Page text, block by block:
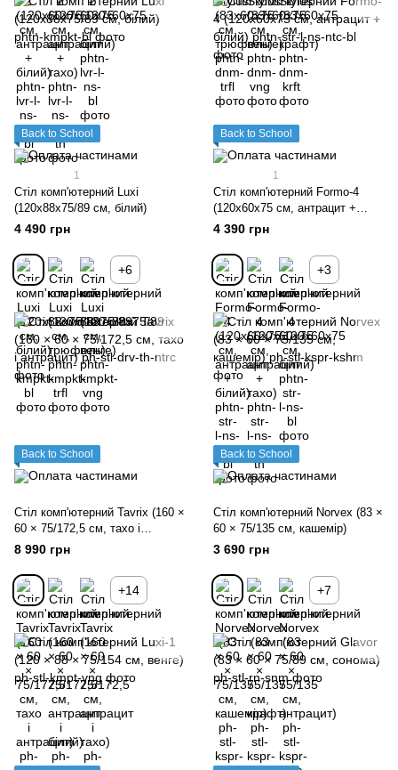
Back to School
1
Стіл комп'ютерний Luxi
(120х88х75/89 см, білий)
4 490 грн
+6
Back to School
1
Стіл комп'ютерний Formo-4
(120х60х75 см, антрацит +
білий)
4 390 грн
+3
Back to School
Стіл комп'ютерний Tavrix (160 ×
60 × 75/172,5 см, тахо і
антрацит)
8 990 грн
+14
Back to School
Стіл комп'ютерний Norvex (83 ×
60 × 75/135 см, кашемір)
3 690 грн
+7